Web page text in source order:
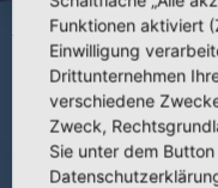
3.070
Titel:Künstlicher
Med. aktuell 2
Funktionen aktiviert
Einwilligung
Drittunternehmen
verschiedene
Zweck,
Sie unter dem Button